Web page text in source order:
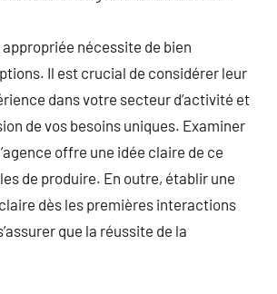
appropriée nécessite de bien
Il est crucial de considérer leur
dans votre secteur d’activité et
de vos besoins uniques. Examiner
offre une idée claire de ce
de produire. En outre, établir une
dès les premières interactions
que la réussite de la